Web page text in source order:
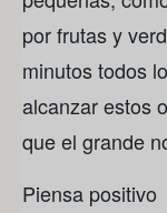
por frutas y
minutos todos
alcanzar estos
que el grande
Piensa positivo